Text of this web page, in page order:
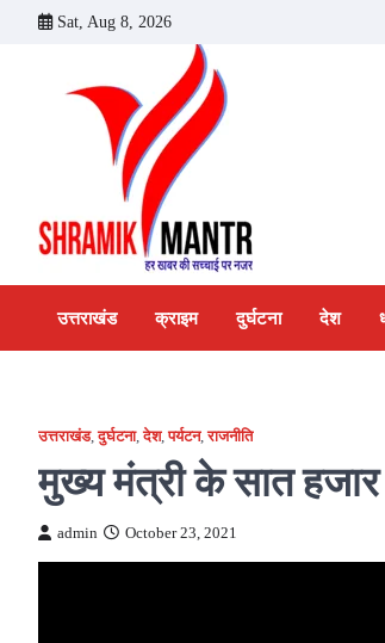
Sat, Aug 8, 2026
उत्तराखंड क्राइम दुर्घटना देश
उत्तराखंड,दुर्घटना,देश,पर्यटन,राजनीति
मुख्य मंत्री के सात
admin October 23, 2021